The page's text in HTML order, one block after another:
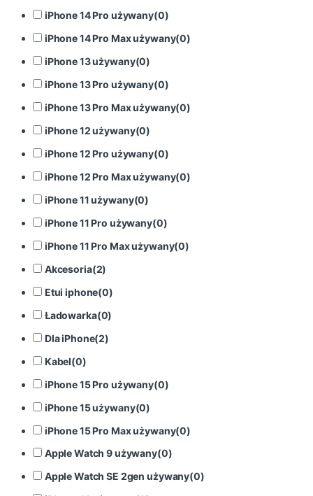
iPhone 14 Pro używany(0)
iPhone 14 Pro Max używany(0)
iPhone 13 używany(0)
iPhone 13 Pro używany(0)
iPhone 13 Pro Max używany(0)
iPhone 12 używany(0)
iPhone 12 Pro używany(0)
iPhone 12 Pro Max używany(0)
iPhone 11 używany(0)
iPhone 11 Pro używany(0)
iPhone 11 Pro Max używany(0)
Akcesoria(2)
Etui iphone(0)
Ładowarka(0)
Dla iPhone(2)
Kabel(0)
iPhone 15 Pro używany(0)
iPhone 15 używany(0)
iPhone 15 Pro Max używany(0)
Apple Watch 9 używany(0)
Apple Watch SE 2gen używany(0)